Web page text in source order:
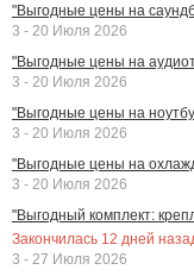
"Выгодные цены на
3 - 20 Июля 2026
"Выгодные цены на
3 - 20 Июля 2026
"Выгодные цены на
3 - 20 Июля 2026
"Выгодные цены на
3 - 20 Июля 2026
"Выгодный комплект:
Закончилась 12 дней
3 - 27 Июля 2026